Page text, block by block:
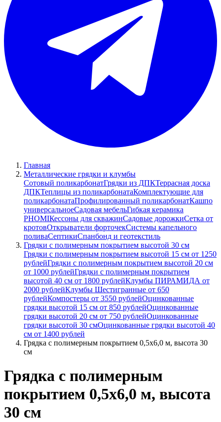
Главная
Металлические грядки и клумбы
Сотовый поликарбонатГрядки из ДПКТеррасная доска
ДПКТеплицы из поликарбонатаКомплектующие для
поликарбонатаПрофилированный поликарбонатКашпо
универсальноеСадовая мебельГибкая керамика
PHOMIКессоны для скважинСадовые дорожкиСетка от
кротовОткрыватели форточекСистемы капельного
поливаСептикиСпанбонд и геотекстиль
Грядки с полимерным покрытием высотой 30 см
Грядки с полимерным покрытием высотой 15 см от 1250
рублейГрядки с полимерным покрытием высотой 20 см
от 1000 рублейГрядки с полимерным покрытием
высотой 40 см от 1800 рублейКлумбы ПИРАМИДА от
2000 рублейКлумбы Шестигранные от 650
рублейКомпостеры от 3550 рублейОцинкованные
грядки высотой 15 см от 850 рублейОцинкованные
грядки высотой 20 см от 750 рублейОцинкованные
грядки высотой 30 смОцинкованные грядки высотой 40
см от 1400 рублей
Грядка с полимерным покрытием 0,5х6,0 м, высота 30
см
Грядка с полимерным
покрытием 0,5х6,0 м, высота
30 см